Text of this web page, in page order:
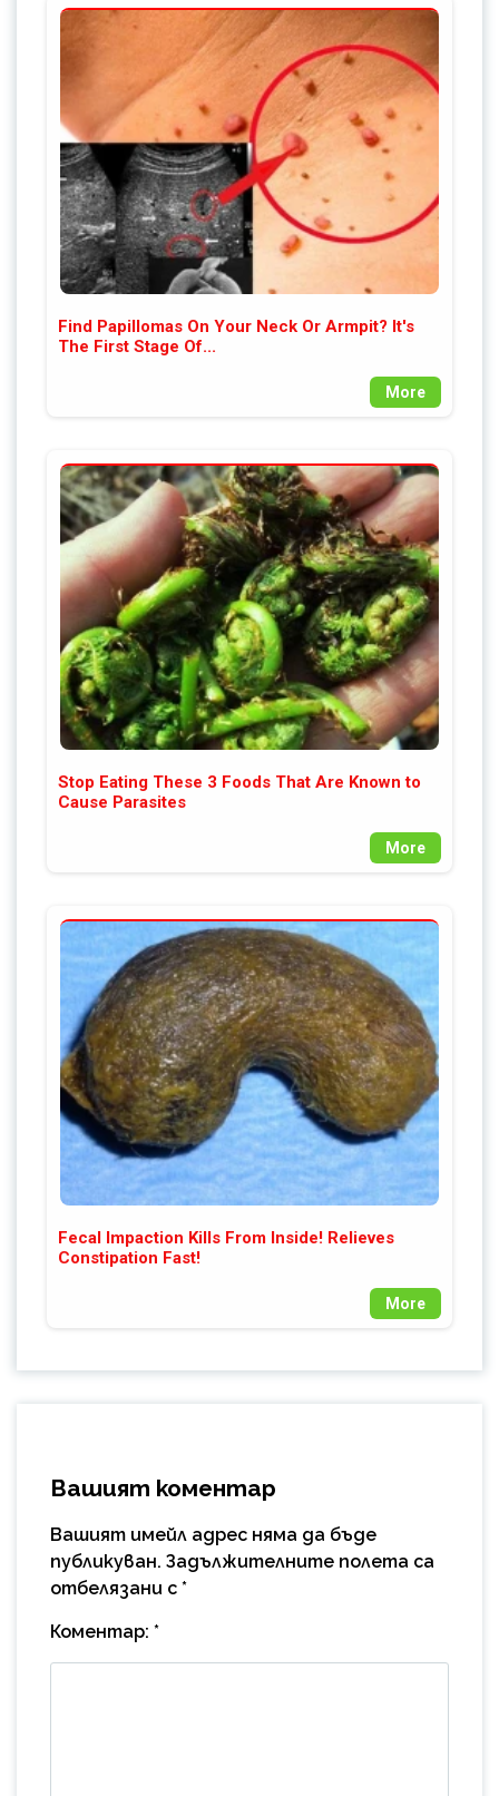
Find Papillomas On Your Neck Or Armpit? It's
The First Stage Of...
More
Stop Eating These 3 Foods That Are Known to
Cause Parasites
More
Fecal Impaction Kills From Inside! Relieves
Constipation Fast!
More
Вашият коментар
Вашият имейл адрес няма да бъде
публикуван. Задължителните полета са
отбелязани с *
Коментар: *